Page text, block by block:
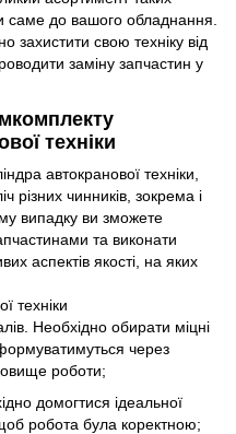
саме до вашого обладнання.
захистити свою техніку від
заміну запчастин у
техніки
автокранової техніки,
різних чинників, зокрема і
випадку ви зможете
та виконати
аспектів якості, на яких
Необхідно обирати міцні
через
роботи;
домогтися ідеальної
робота була коректною;